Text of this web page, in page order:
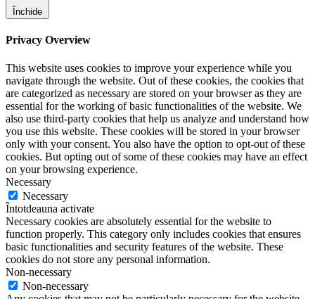
Închide
Privacy Overview
This website uses cookies to improve your experience while you
navigate through the website. Out of these cookies, the cookies that
are categorized as necessary are stored on your browser as they are
essential for the working of basic functionalities of the website. We
also use third-party cookies that help us analyze and understand how
you use this website. These cookies will be stored in your browser
only with your consent. You also have the option to opt-out of these
cookies. But opting out of some of these cookies may have an effect
on your browsing experience.
Necessary
Necessary
Întotdeauna activate
Necessary cookies are absolutely essential for the website to
function properly. This category only includes cookies that ensures
basic functionalities and security features of the website. These
cookies do not store any personal information.
Non-necessary
Non-necessary